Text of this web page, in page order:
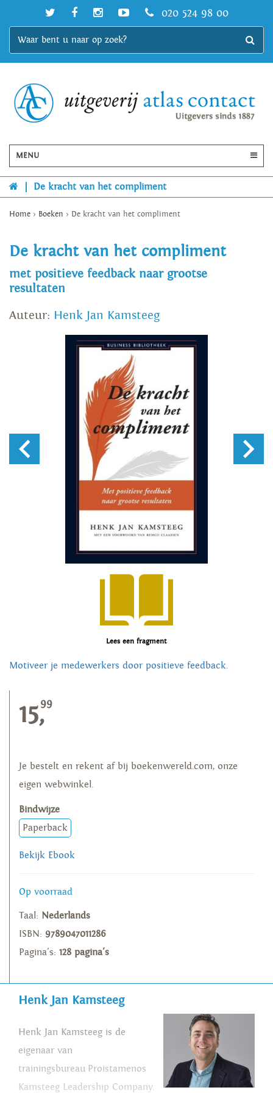
020 524 98 00
MENU
De kracht van het compliment
Home > Boeken > De kracht van het compliment
De kracht van het compliment
met positieve feedback naar grootse
resultaten
Auteur: Henk Jan Kamsteeg
Lees een fragment
Motiveer je medewerkers door positieve feedback.
15,99
Je bestelt en rekent af bij boekenwereld.com, onze
eigen webwinkel.
Bindwijze
Paperback
Bekijk Ebook
Op voorraad
Taal: Nederlands
ISBN: 9789047011286
Pagina's: 128 pagina's
Henk Jan Kamsteeg
Henk Jan Kamsteeg is de
eigenaar van
trainingsbureau Proistamenos
Kamsteeg Leadership Company.